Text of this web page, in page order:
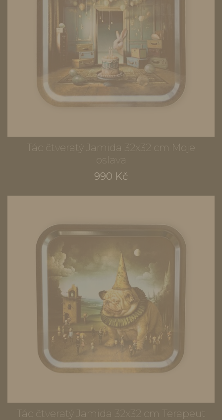
Tác čtveratý Jamida 32x32 cm Moje
oslava
990 Kč
Tác čtveratý Jamida 32x32 cm Terapeut